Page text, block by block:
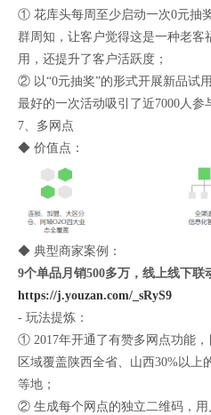
① 花库头每周至少启动一次0元抽
群周知，让客户觉得这是一种老客
用，还提升了客户活跃度；
② 以“0元抽奖”的形式开展新品试
最好的一次活动吸引了近7000人参
7、多网点
◆ 价值点：
◆ 典型商家案例：
9个单品月销500多万，线上线下联
https://j.youzan.com/_sRyS9
- 玩法提炼：
① 2017年开通了有赞多网点功能
区域覆盖陕西全省、山西30%以
等地；
② 生成每个网点的独立二维码，